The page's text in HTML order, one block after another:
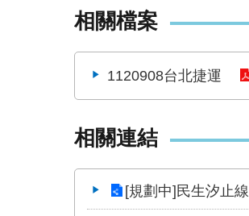
相關檔案
1120908台北捷運
相關連結
[規劃中]民生汐止線